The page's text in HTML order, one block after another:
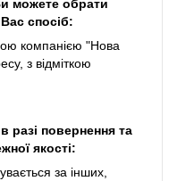
можете обрати
спосіб:
компанією "Нова
з відміткою
разі повернення та
якості:
за інших,